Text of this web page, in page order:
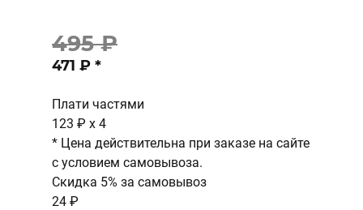
495 ₽
471 ₽ *
Плати частями
123 ₽ x 4
* Цена действительна при заказе на сайте
с условием самовывоза.
Скидка 5% за самовывоз
24 ₽